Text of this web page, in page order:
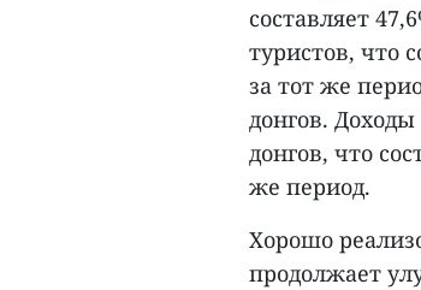
составляет
туристов, что
за тот же
донгов.
донгов, что
же период.
Хорошо
продолжает